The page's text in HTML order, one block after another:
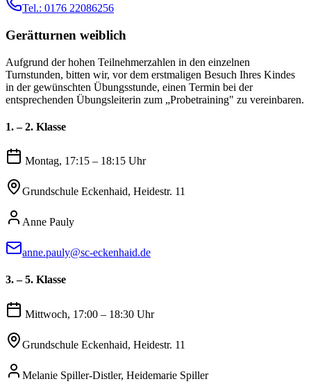
Tel.: 0176 22086256
Gerätturnen weiblich
Aufgrund der hohen Teilnehmerzahlen in den einzelnen
Turnstunden, bitten wir, vor dem erstmaligen Besuch Ihres Kindes
in der gewünschten Übungsstunde, einen Termin bei der
entsprechenden Übungsleiterin zum „Probetraining" zu vereinbaren.
1. – 2. Klasse
Montag, 17:15 – 18:15 Uhr
Grundschule Eckenhaid, Heidestr. 11
Anne Pauly
anne.pauly@sc-eckenhaid.de
3. – 5. Klasse
Mittwoch, 17:00 – 18:30 Uhr
Grundschule Eckenhaid, Heidestr. 11
Melanie Spiller-Distler, Heidemarie Spiller